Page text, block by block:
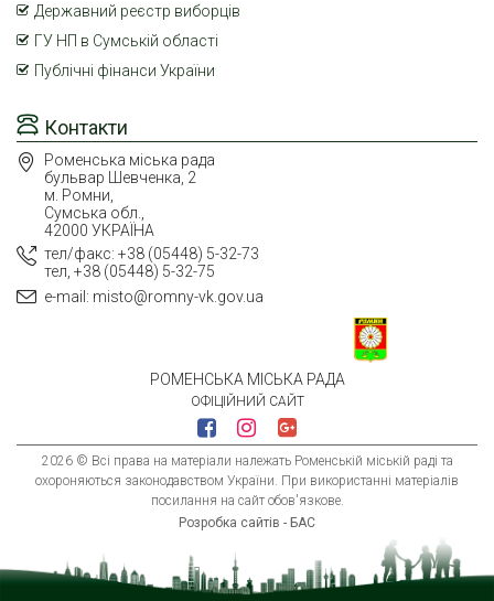
РОМЕНСЬКА МІСЬКА РАДА
ОФІЦІЙНИЙ САЙТ
2026 © Всі права на матеріали належать Роменській міській раді та
охороняються законодавством України. При використанні матеріалів
посилання на сайт обов'язкове.
Розробка сайтів - БАС
Контакти
Роменська міська рада
бульвар Шевченка, 2
м. Ромни,
Сумська обл.,
42000 УКРАЇНА
тел/факс: +38 (05448) 5-32-73
тел, +38 (05448) 5-32-75
e-mail: misto@romny-vk.gov.ua
Державний реєстр виборців
ГУ НП в Сумській області
Публічні фінанси України